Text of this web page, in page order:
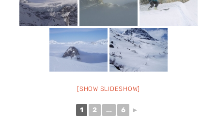
[SHOW SLIDESHOW]
1 2 ... 6 ►